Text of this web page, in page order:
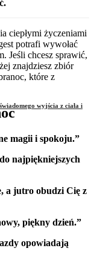
wyjścia z ciała i
ciepłymi życzeniami
potrafi wywołać
Jeśli chcesz sprawić,
znajdziesz zbiór
które z
magii i spokoju.”
najpiękniejszych
a jutro obudzi Cię z
piękny dzień.”
opowiadają